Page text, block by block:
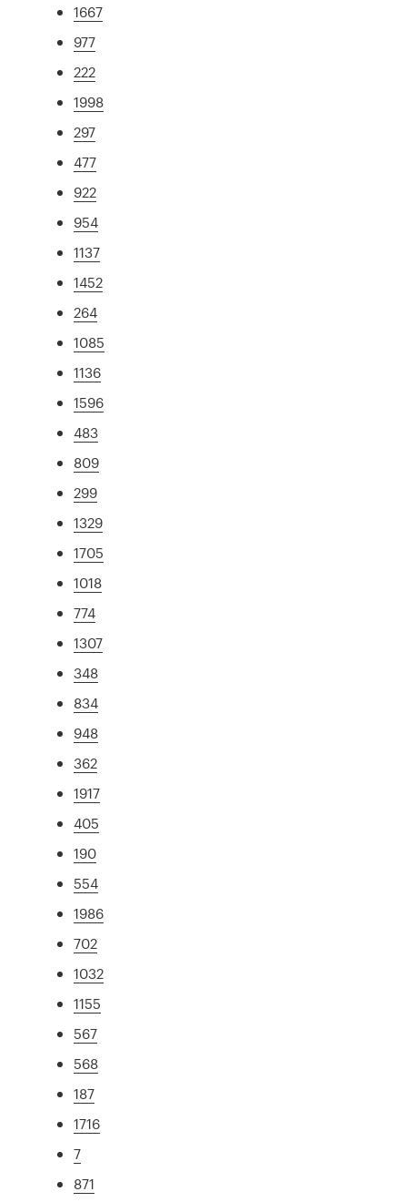
1667
977
222
1998
297
477
922
954
1137
1452
264
1085
1136
1596
483
809
299
1329
1705
1018
774
1307
348
834
948
362
1917
405
190
554
1986
702
1032
1155
567
568
187
1716
7
871